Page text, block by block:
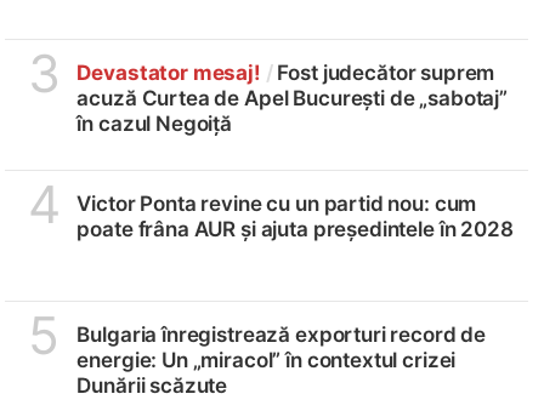
3 Devastator mesaj! / Fost judecător suprem
acuză Curtea de Apel București de „sabotaj”
în cazul Negoiță
4
Victor Ponta revine cu un partid nou: cum
poate frâna AUR și ajuta președintele în 2028
5
Bulgaria înregistrează exporturi record de
energie: Un „miracol” în contextul crizei
Dunării scăzute